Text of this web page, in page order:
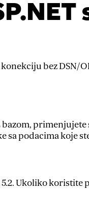
bez DSN/
bazom,
sa podacima koje
Ukoliko koristite